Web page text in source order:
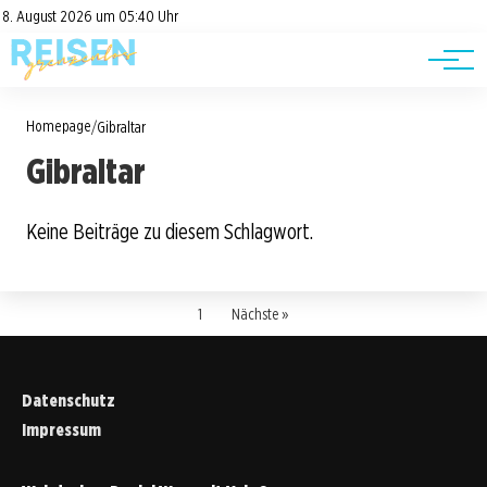
8. August 2026 um 05:40 Uhr
Datenschutz
Impressum
Road Trips
Reisetipps
Homepage/Gibraltar
Gibraltar
Keine Beiträge zu diesem Schlagwort.
1 Nächste »
Datenschutz
Impressum